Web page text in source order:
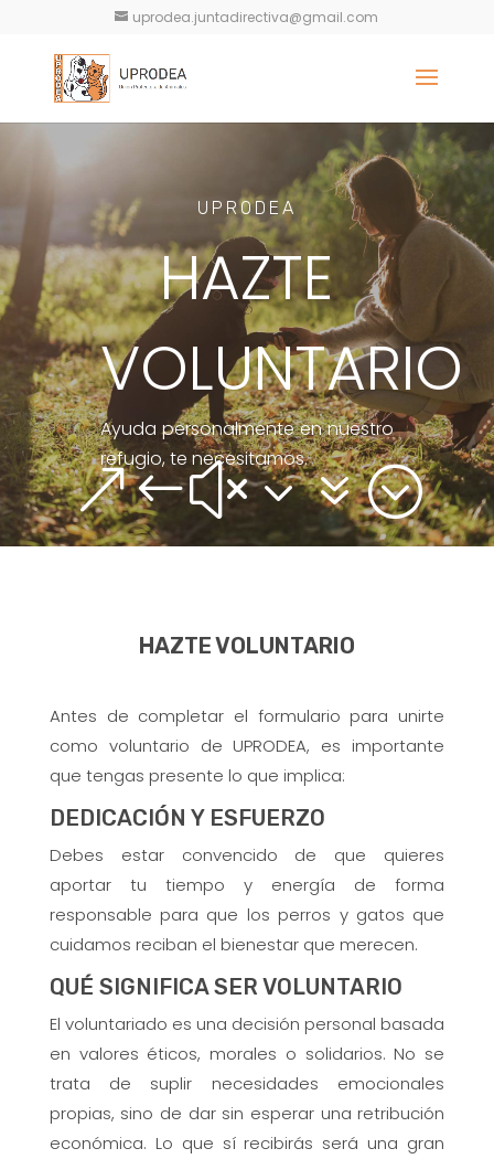
uprodea.juntadirectiva@gmail.com
UPRODEA
HAZTE
VOLUNTARIO
Ayuda personalmente en nuestro
refugio, te necesitamos.
&#x37;
HAZTE VOLUNTARIO
Antes de completar el formulario para unirte
como voluntario de UPRODEA, es importante
que tengas presente lo que implica:
DEDICACIÓN Y ESFUERZO
Debes estar convencido de que quieres
aportar tu tiempo y energía de forma
responsable para que los perros y gatos que
cuidamos reciban el bienestar que merecen.
QUÉ SIGNIFICA SER VOLUNTARIO
El voluntariado es una decisión personal basada
en valores éticos, morales o solidarios. No se
trata de suplir necesidades emocionales
propias, sino de dar sin esperar una retribución
económica. Lo que sí recibirás será una gran